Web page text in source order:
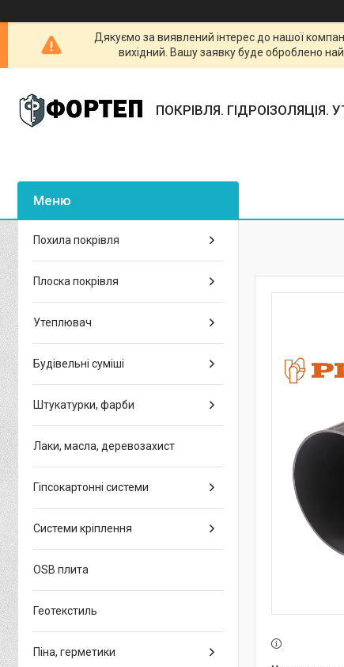
Дякуємо за виявлений інтерес до нашої
вихідний. Вашу заявку буде оброблено
ПОКРІВЛЯ. ГІДРОІЗОЛЯЦІЯ.
Похила покрівля
Плоска покрівля
Утеплювач
Будівельні суміші
Штукатурки, фарби
Лаки, масла, деревозахист
Гіпсокартонні системи
Системи кріплення
OSB плита
Геотекстиль
Піна, герметики